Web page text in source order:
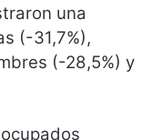
una
(-31,7%),
(-28,5%) y